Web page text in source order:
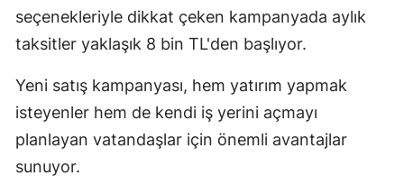
seçenekleriyle dikkat çeken kampanyada aylık
taksitler yaklaşık 8 bin TL'den başlıyor.
Yeni satış kampanyası, hem yatırım yapmak
isteyenler hem de kendi iş yerini açmayı
planlayan vatandaşlar için önemli avantajlar
sunuyor.